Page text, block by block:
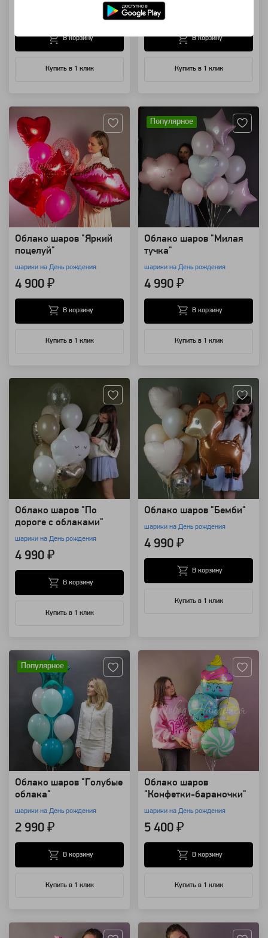
Купить в 1 клик
В корзину
2 500 ₽
Купить в 1 клик
В корзину
Облако шаров "Яркий
поцелуй"
шарики на День рождения
4 900 ₽
Купить в 1 клик
В корзину
Популярное
Облако шаров "Милая
тучка"
шарики на День рождения
4 990 ₽
Купить в 1 клик
В корзину
Облако шаров "По
дороге с облаками"
шарики на День рождения
4 990 ₽
Купить в 1 клик
В корзину
Облако шаров "Бемби"
шарики на День рождения
4 990 ₽
Купить в 1 клик
В корзину
Популярное
Облако шаров "Голубые
облака"
шарики на День рождения
2 990 ₽
Купить в 1 клик
В корзину
Облако шаров
"Конфетки-бараночки"
шарики на День рождения
5 400 ₽
Купить в 1 клик
В корзину